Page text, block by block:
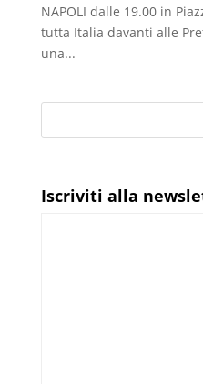
NAPOLI dalle 19.00 in
tutta Italia davanti alle
una...
Iscriviti alla